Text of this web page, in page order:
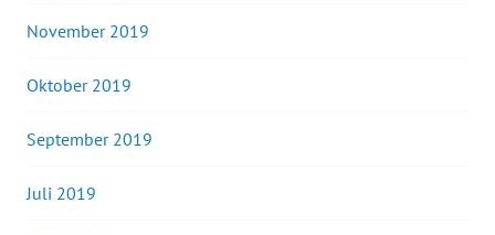
November 2019
Oktober 2019
September 2019
Juli 2019